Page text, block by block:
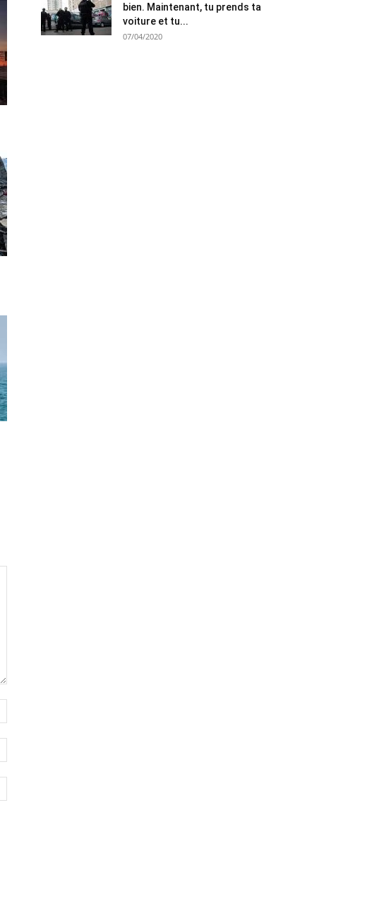
bien. Maintenant, tu prends ta
voiture et tu...
07/04/2020